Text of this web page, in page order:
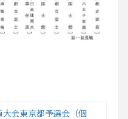
会東京都予選会（個